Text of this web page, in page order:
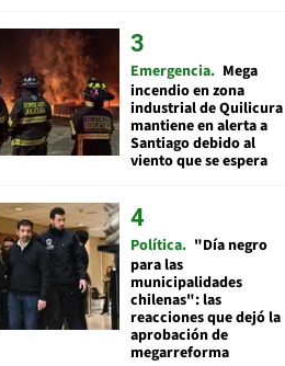
Emergencia Mega
incendio en zona
industrial de Quilicura
mantiene en alerta a
Santiago debido al
viento que se espera
Política "Día negro
para las
municipalidades
chilenas": las
reacciones que dejó la
aprobación de
megarreforma